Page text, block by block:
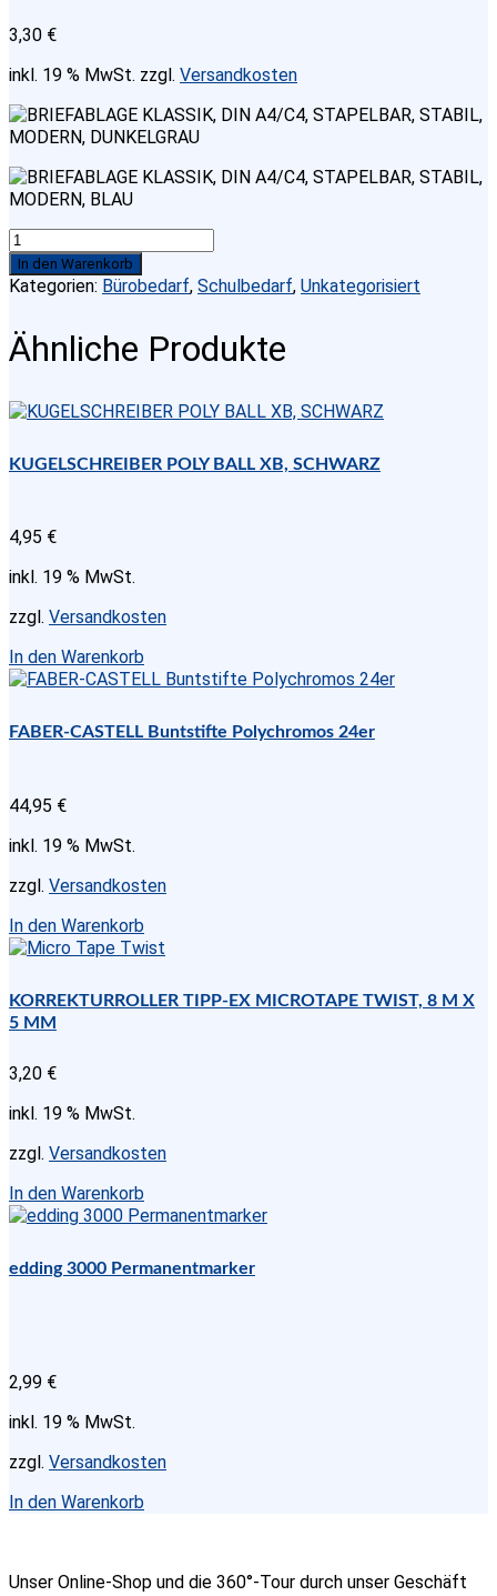
3,30 €
inkl. 19 % MwSt. zzgl. Versandkosten
BRIEFABLAGE
KLASSIK,
DIN
STAPELBAR,
STABIL,
Menge
In den Warenkorb
Kategorien: Bürobedarf, Schulbedarf, Unkategorisiert
Ähnliche Produkte
KUGELSCHREIBER POLY BALL XB, SCHWARZ
4,95 €
inkl. 19 % MwSt.
zzgl. Versandkosten
In den Warenkorb
FABER-CASTELL Buntstifte Polychromos 24er
44,95 €
inkl. 19 % MwSt.
zzgl. Versandkosten
In den Warenkorb
KORREKTURROLLER TIPP-EX MICROTAPE TWIST, 8 M X
5 MM
3,20 €
inkl. 19 % MwSt.
zzgl. Versandkosten
In den Warenkorb
edding 3000 Permanentmarker
2,99 €
inkl. 19 % MwSt.
zzgl. Versandkosten
In den Warenkorb
Unser Online-Shop und die 360°-Tour durch unser Geschäft